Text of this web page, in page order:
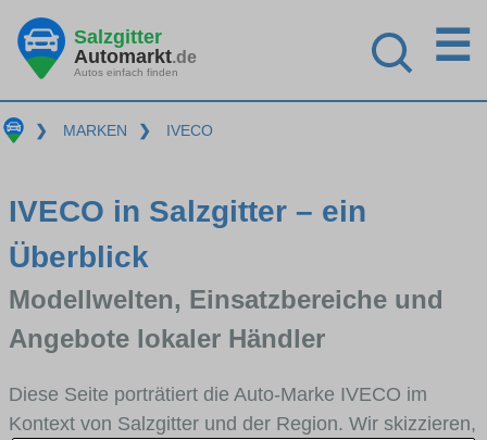
Salzgitter
Automarkt.de
Autos einfach finden
☰
❯ MARKEN ❯ IVECO
IVECO in Salzgitter – ein
Überblick
Modellwelten, Einsatzbereiche und
Angebote lokaler Händler
Diese Seite porträtiert die Auto-Marke IVECO im
Kontext von Salzgitter und der Region. Wir skizzieren,